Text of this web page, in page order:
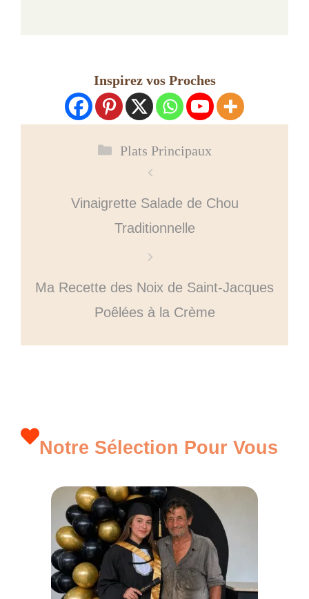
Inspirez vos Proches
Catégories
Plats Principaux
Vinaigrette Salade de Chou
Traditionnelle
Ma Recette des Noix de Saint-Jacques
Poêlées à la Crème
Notre Sélection Pour Vous